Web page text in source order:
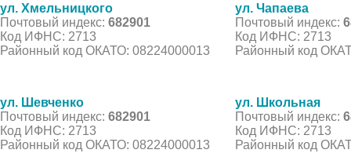
ул. Хмельницкого
Почтовый индекс: 682901
Код ИФНС: 2713
Районный код ОКАТО: 08224000013
ул. Чапаева
Почтовый индекс:
Код ИФНС: 2713
Районный код
ул. Шевченко
Почтовый индекс: 682901
Код ИФНС: 2713
Районный код ОКАТО: 08224000013
ул. Школьная
Почтовый индекс:
Код ИФНС: 2713
Районный код